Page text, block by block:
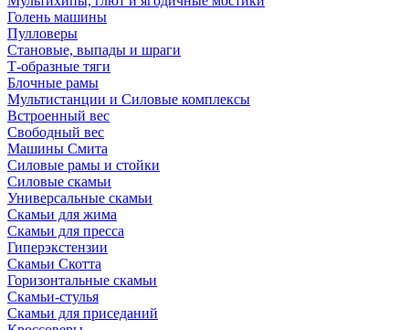
Голень машины
Пулловеры
Становые, выпады и шраги
Т-образные тяги
Блочные рамы
Мультистанции и Силовые комплексы
Встроенный вес
Свободный вес
Машины Смита
Силовые рамы и стойки
Силовые скамьи
Универсальные скамьи
Скамьи для жима
Скамьи для пресса
Гиперэкстензии
Скамьи Скотта
Горизонтальные скамьи
Скамьи-стулья
Скамьи для приседаний